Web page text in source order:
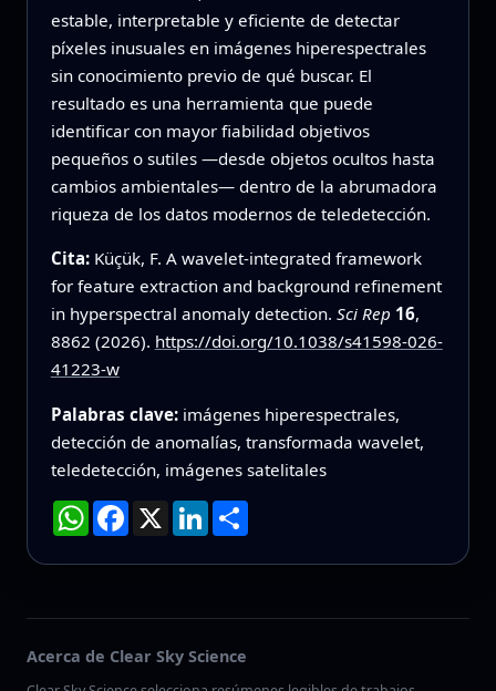
estable, interpretable y eficiente de detectar
píxeles inusuales en imágenes hiperespectrales
sin conocimiento previo de qué buscar. El
resultado es una herramienta que puede
identificar con mayor fiabilidad objetivos
pequeños o sutiles —desde objetos ocultos hasta
cambios ambientales— dentro de la abrumadora
riqueza de los datos modernos de teledetección.
Cita: Küçük, F. A wavelet-integrated framework
for feature extraction and background refinement
in hyperspectral anomaly detection. Sci Rep 16,
8862 (2026). https://doi.org/10.1038/s41598-026-
41223-w
Palabras clave: imágenes hiperespectrales,
detección de anomalías, transformada wavelet,
teledetección, imágenes satelitales
WhatsApp
Facebook
X LinkedInCompartir
Acerca de Clear Sky Science